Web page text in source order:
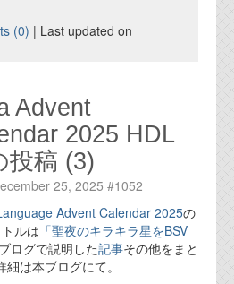
ます。アカウント
です。
ム
(0) | Last updated on
Advent
2025 HDL
投稿 (3)
25, 2025 #1052
Advent Calendar 2025の
ルは 「聖夜のキラキラ星をBSV
ログで説明した記事その他をまと
は本ブログにて。